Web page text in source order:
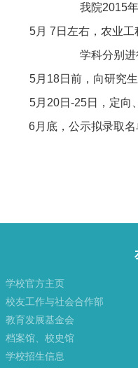
我院2015
5月 7日左右，农业
学科分别进
5月18日前，向研究
5月20日-25日，定向
6月底，公示拟录取
学校官方主页
校友工作与社会合作部
教育发展基金会
档案馆、校史馆
学校招生信息